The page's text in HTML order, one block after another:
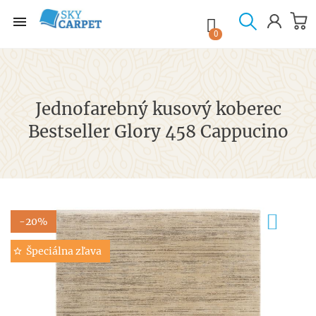
 shopping_cart

0
Jednofarebný kusový koberec
Bestseller Glory 458 Cappucino
-20%
Špeciálna zľava